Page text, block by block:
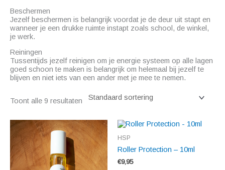
Beschermen
Jezelf beschermen is belangrijk voordat je de deur uit stapt en
wanneer je een drukke ruimte instapt zoals school, de winkel,
je werk.
Reiningen
Tussentijds jezelf reinigen om je energie systeem op alle lagen
goed schoon te maken is belangrijk om helemaal bij jezelf te
blijven en niet iets van een ander met je mee te nemen.
Toont alle 9 resultaten
HSP
Roller Protection – 10ml
€9,95